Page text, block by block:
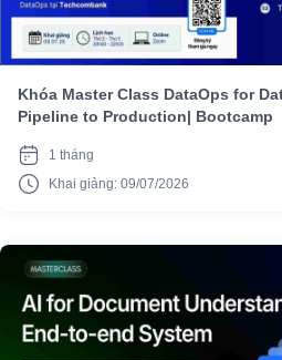
Khóa Master Class DataOps for
Pipeline to Production| Bootcamp
1 tháng
Khai giảng: 09/07/2026